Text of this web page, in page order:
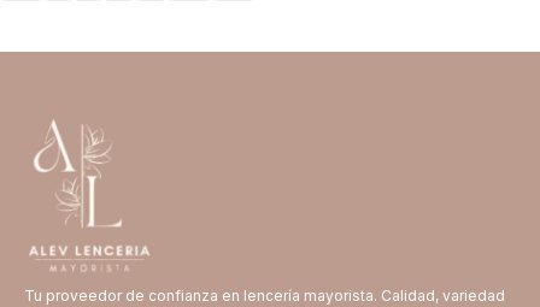
Tu proveedor de confianza en lencería mayorista. Calidad, variedad